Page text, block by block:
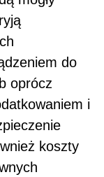
do
oprócz
i
koszty